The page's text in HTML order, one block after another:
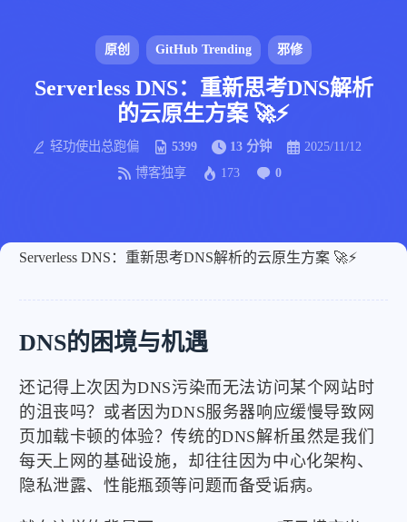
原创 GitHub Trending 邪修
Serverless DNS：重新思考DNS解析
的云原生方案 🚀⚡
轻功使出总跑偏 5399 13 分钟
2025/11/12
博客独享
173 0
Serverless DNS：重新思考DNS解析的云原生方案 🚀⚡
DNS的困境与机遇
还记得上次因为DNS污染而无法访问某个网站时
的沮丧吗？或者因为DNS服务器响应缓慢导致网
页加载卡顿的体验？传统的DNS解析虽然是我们
每天上网的基础设施，却往往因为中心化架构、
隐私泄露、性能瓶颈等问题而备受诟病。